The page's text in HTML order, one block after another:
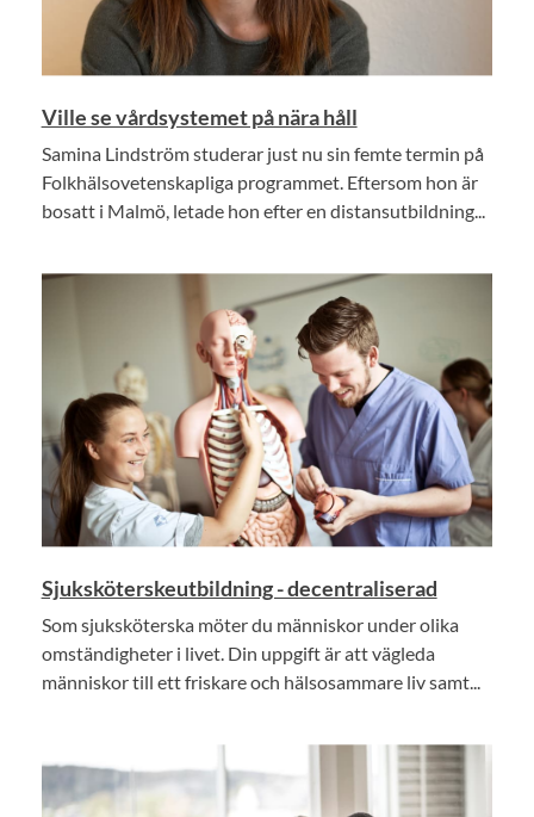
Ville se vårdsystemet på nära håll
Samina Lindström studerar just nu sin femte termin på
Folkhälsovetenskapliga programmet. Eftersom hon är
bosatt i Malmö, letade hon efter en distansutbildning...
Sjuksköterskeutbildning - decentraliserad
Som sjuksköterska möter du människor under olika
omständigheter i livet. Din uppgift är att vägleda
människor till ett friskare och hälsosammare liv samt...